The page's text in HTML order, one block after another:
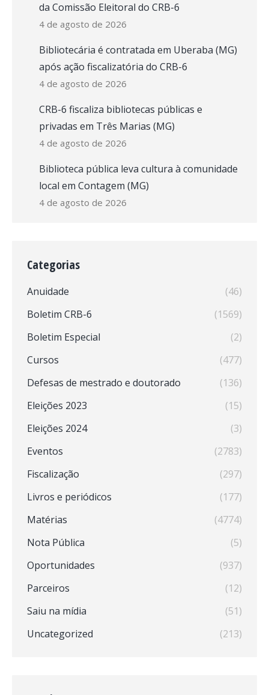
da Comissão Eleitoral do CRB-6
4 de agosto de 2026
Bibliotecária é contratada em Uberaba (MG)
após ação fiscalizatória do CRB-6
4 de agosto de 2026
CRB-6 fiscaliza bibliotecas públicas e
privadas em Três Marias (MG)
4 de agosto de 2026
Biblioteca pública leva cultura à comunidade
local em Contagem (MG)
4 de agosto de 2026
Categorias
Anuidade
(46)
Boletim CRB-6
(1569)
Boletim Especial
(2)
Cursos
(477)
Defesas de mestrado e doutorado
(136)
Eleições 2023
(15)
Eleições 2024
(3)
Eventos
(2783)
Fiscalização
(297)
Livros e periódicos
(177)
Matérias
(4774)
Nota Pública
(5)
Oportunidades
(937)
Parceiros
(12)
Saiu na mídia
(51)
Uncategorized
(213)